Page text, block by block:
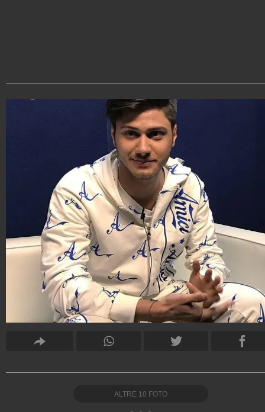
ALTRE 10 FOTO